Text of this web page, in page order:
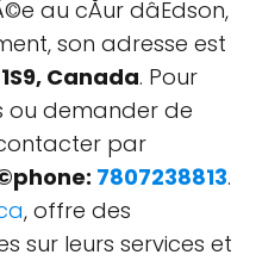
au cÅur dâEdson,
son adresse est
1S9, Canada. Pour
ou demander de
contacter par
7807238813.
, offre des
sur leurs services et